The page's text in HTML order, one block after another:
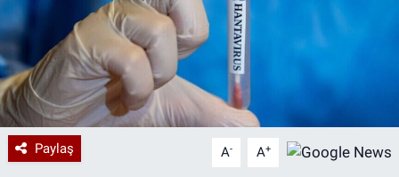
Paylaş A- A+
Sağlık
Teknoloji
Ramazan